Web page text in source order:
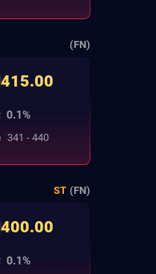
(FN)
415.00
0.1%
341 - 440
ST (FN)
400.00
0.1%